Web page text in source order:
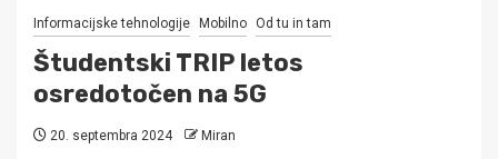
Informacijske tehnologije Mobilno Od tu in tam
Študentski TRIP letos
osredotočen na 5G
20. septembra 2024 Miran